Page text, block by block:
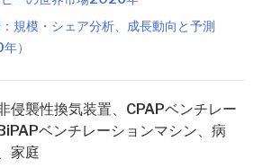
規模・シェア分析、成長動向と予測
）
侵襲性換気装置、CPAPベンチレー
ベンチレーションマシン、病
家庭